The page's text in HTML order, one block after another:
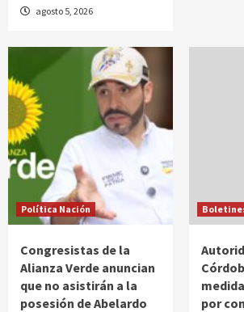
agosto 5, 2026
Política Nación
Congresistas de la
Alianza Verde anuncian
que no asistirán a la
posesión de Abelardo
por